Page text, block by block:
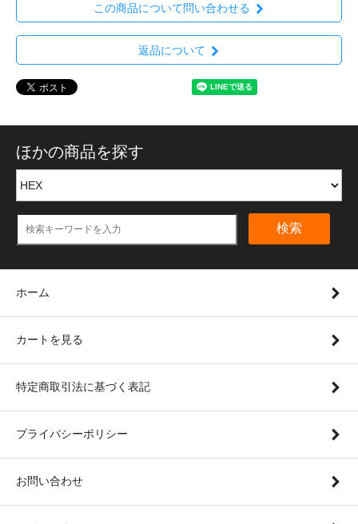
この商品について問い合わせる
返品について
ほかの商品を探す
検索
ホーム
カートを見る
特定商取引法に基づく表記
プライバシーポリシー
お問い合わせ